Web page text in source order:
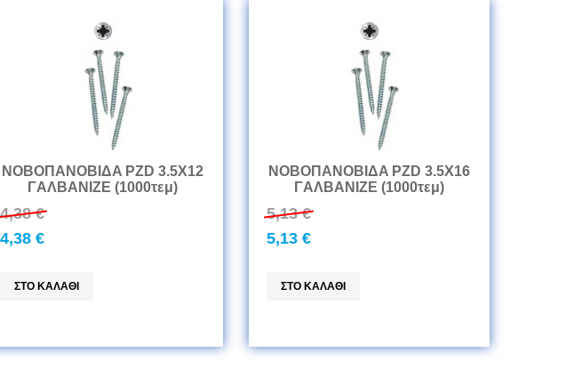
ΝΟΒΟΠANOBIΔA PZD 3.5Χ12
ΓAΛBANIZE (1000τεμ)
4,38 €
4,38 €
ΝΟΒΟΠANOBIΔA PZD 3.5Χ16
ΓAΛBANIZE (1000τεμ)
5,13 €
5,13 €